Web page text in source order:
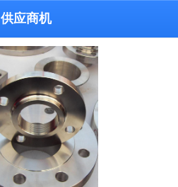
供应商机